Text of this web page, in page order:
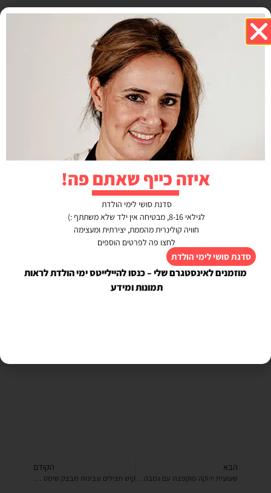
הבא
שעועית ירוקה מוקפצת עם גמבה ושום
הקודם
קיש חצילים וגבינות מבצק שימס לכם בפה
איזה כייף שאתם פה!
סדנת סושי לימי הולדת
לגילאי 8-16, מבטיחה אין ילד שלא משתתף :)
חוויה קולינרית מהממת, יצירתית ומעצימה
לחצו פה לפרטים הוספים
סדנת סושי לימי הולדת
מוזמנים לאינסטגרם שלי – כנסו להיילייטס ימי הולדת לראות
תמונות ומידע